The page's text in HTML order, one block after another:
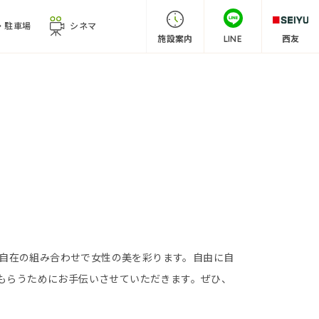
駐車場
シネマ
施設案内
LINE 西友
在の組み合わせで女性の美を彩ります。自由に自
うためにお手伝いさせていただきます。ぜひ、